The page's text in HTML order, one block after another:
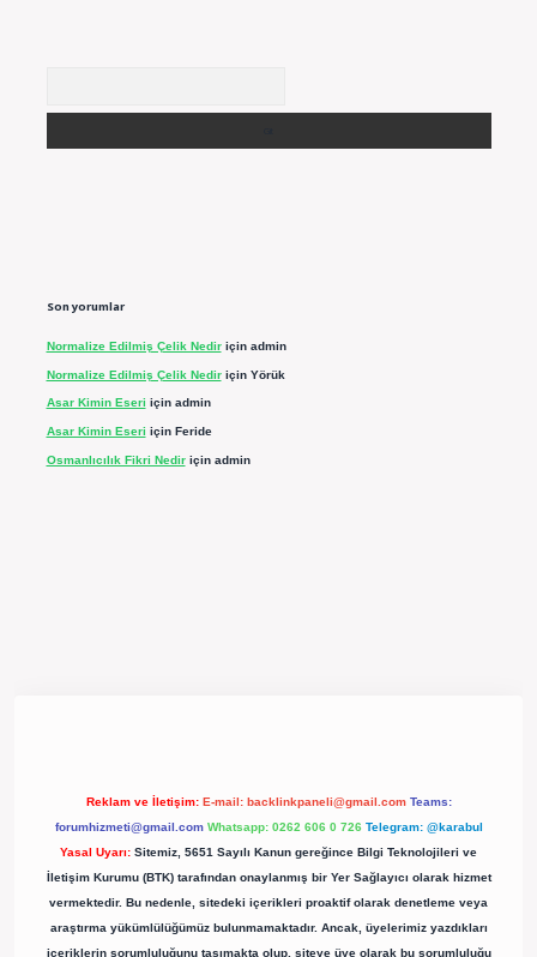
Son yorumlar
Normalize Edilmiş Çelik Nediriçin admin
Normalize Edilmiş Çelik Nediriçin Yörük
Asar Kimin Eseri için admin
Asar Kimin Eseri için Feride
Osmanlıcılık Fikri Nediriçin admin
Reklam ve İletişim: E-mail: backlinkpaneli@gmail.com Teams:
forumhizmeti@gmail.com Whatsapp: 0262 606 0 726 Telegram: @karabul
Yasal Uyarı: Sitemiz, 5651 Sayılı Kanun gereğince Bilgi Teknolojileri ve
İletişim Kurumu (BTK) tarafından onaylanmış bir Yer Sağlayıcı olarak hizmet
vermektedir. Bu nedenle, sitedeki içerikleri proaktif olarak denetleme veya
araştırma yükümlülüğümüz bulunmamaktadır. Ancak, üyelerimiz yazdıkları
içeriklerin sorumluluğunu taşımakta olup, siteye üye olarak bu sorumluluğu